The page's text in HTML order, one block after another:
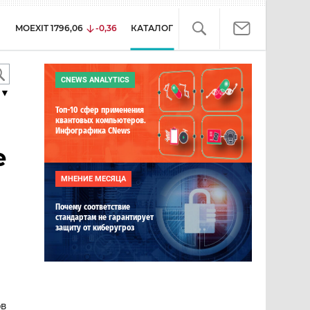
MOEXIT 1796,06 -0,36 КАТАЛОГ
▼
CNEWS ANALYTICS
Топ-10 сфер применения
квантовых компьютеров.
Инфографика CNews
МНЕНИЕ МЕСЯЦА
Почему соответствие
стандартам не гарантирует
защиту от киберугроз